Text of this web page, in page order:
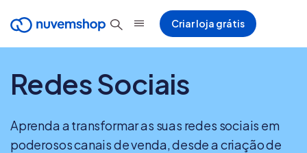
Criar loja grátis
Redes Sociais
Aprenda a transformar as suas redes sociais em
poderosos canais de venda, desde a criação de